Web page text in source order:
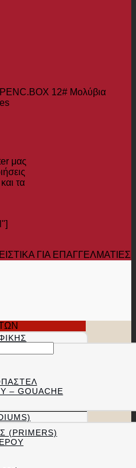
μας
τα
ΓΙΑ ΕΠΑΓΓΕΛΜΑΤΙΕΣ
– GOUACHE
(PRIMERS)